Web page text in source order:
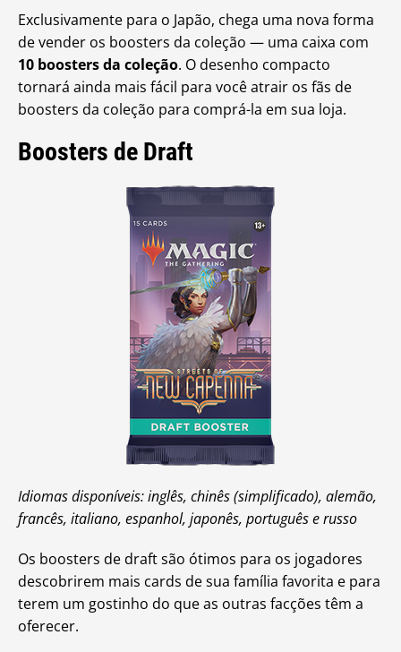
Exclusivamente para o Japão, chega uma nova forma
de vender os boosters da coleção — uma caixa com
10 boosters da coleção. O desenho compacto
tornará ainda mais fácil para você atrair os fãs de
boosters da coleção para comprá-la em sua loja.
Boosters de Draft
Idiomas disponíveis: inglês, chinês (simplificado), alemão,
francês, italiano, espanhol, japonês, português e russo
Os boosters de draft são ótimos para os jogadores
descobrirem mais cards de sua família favorita e para
terem um gostinho do que as outras facções têm a
oferecer.